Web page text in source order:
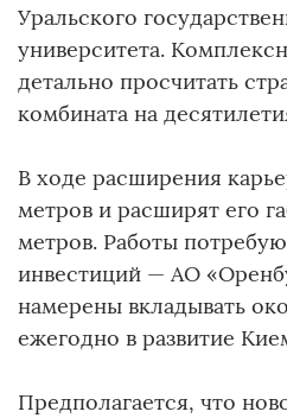
Уральского
университета.
детально просчитать
комбината на
В ходе расширения
метров и расширят его
метров. Работы
инвестиций — АО
намерены вкладывать
ежегодно в развитие
Предполагается, что